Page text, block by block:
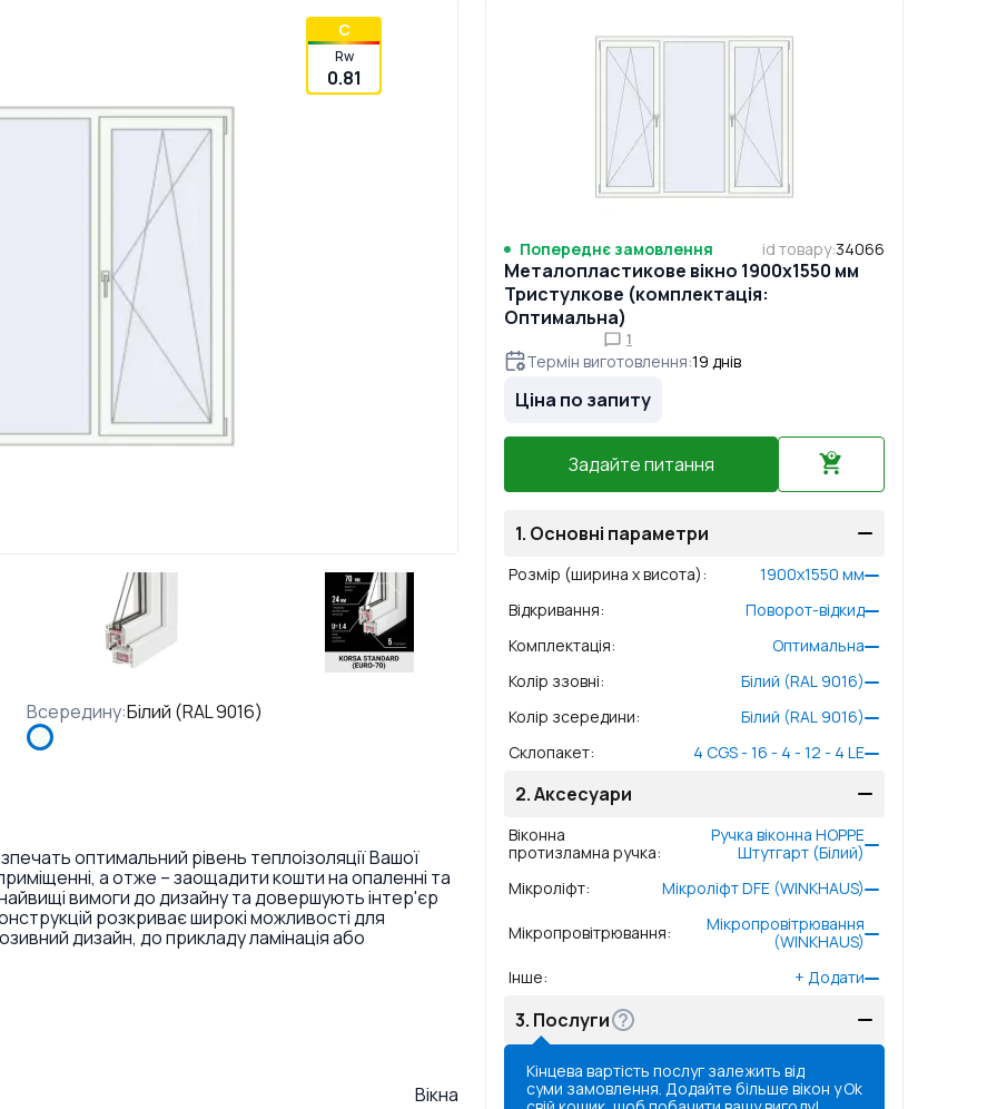
C
Rw
0.81
Всередину:Білий (RAL 9016)
оптимальний рівень теплоізоляції Вашої
а отже – заощадити кошти на опаленні та
вимоги до дизайну та довершують інтер'єр
розкриває широкі можливості для
дизайн, до прикладу ламінація або
Вікна
Попереднє замовлення id товару:34066
Металопластикове вікно 1900x1550 мм
Тристулкове (комплектація:
Оптимальна)
1
Термін виготовлення:19 днів
Ціна по запиту
Задайте питання
1. Основні параметри
Розмір (ширина x висота): 1900x1550 мм
Відкривання:
Поворот-відкид
Комплектація:
Оптимальна
Колір ззовні:
Білий (RAL 9016)
Колір зсередини:
Білий (RAL 9016)
Склопакет: 4 CGS - 16 - 4 - 12 - 4 LE
2.Аксесуари
Віконна
протизламна ручка:
Ручка віконна HOPPE
Штутгарт (Білий)
Мікроліфт: Мікроліфт DFE (WINKHAUS)
Мікропровітрювання:
Мікропровітрювання
(WINKHAUS)
Інше: + Додати
3. Послуги
Кінцева вартість послуг залежить від
суми замовлення. Додайте більше вікон уOk